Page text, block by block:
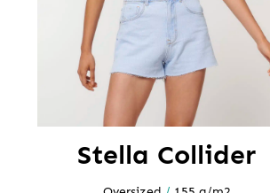
Stella Collider